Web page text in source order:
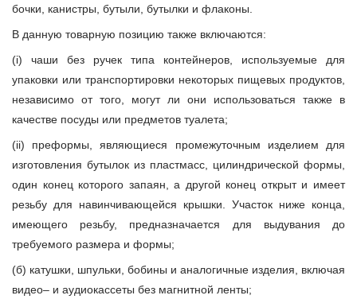
бочки, канистры, бутыли, бутылки и флаконы.
В данную товарную позицию также включаются:
(i) чаши без ручек типа контейнеров, используемые для
упаковки или транспортировки некоторых пищевых продуктов,
независимо от того, могут ли они использоваться также в
качестве посуды или предметов туалета;
(ii) преформы, являющиеся промежуточным изделием для
изготовления бутылок из пластмасс, цилиндрической формы,
один конец которого запаян, а другой конец открыт и имеет
резьбу для навинчивающейся крышки. Участок ниже конца,
имеющего резьбу, предназначается для выдувания до
требуемого размера и формы;
(б) катушки, шпульки, бобины и аналогичные изделия, включая
видео– и аудиокассеты без магнитной ленты;